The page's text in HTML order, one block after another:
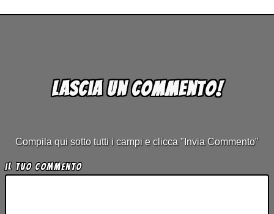
Lascia un commento!
Compila qui sotto tutti i campi e clicca "Invia Commento"
Il tuo Commento